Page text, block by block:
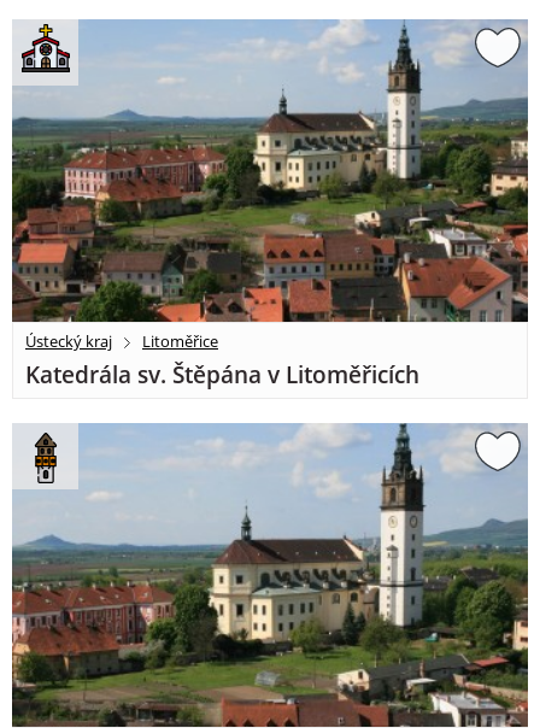
Ústecký kraj Litoměřice
Katedrála sv. Štěpána v Litoměřicích